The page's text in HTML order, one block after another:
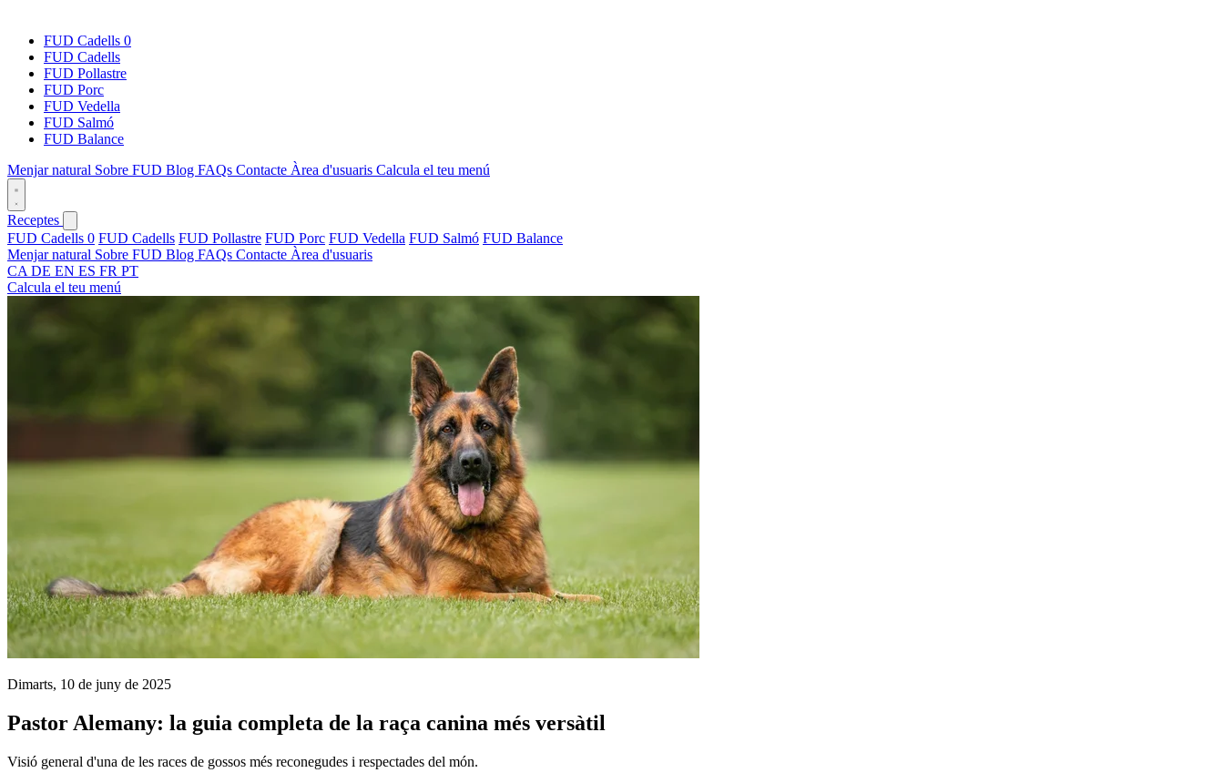
FUD Cadells 0
FUD Cadells
FUD Pollastre
FUD Porc
FUD Vedella
FUD Salmó
FUD Balance
Menjar natural Sobre FUD Blog FAQs Contacte Àrea d'usuaris Calcula el teu menú
Receptes
FUD Cadells 0 FUD Cadells FUD Pollastre FUD Porc FUD Vedella FUD Salmó FUD Balance
Menjar natural Sobre FUD Blog FAQs Contacte Àrea d'usuaris
CA DE EN ES FR PT
Calcula el teu menú
Dimarts, 10 de juny de 2025
Pastor Alemany: la guia completa de la raça canina més versàtil
Visió general d'una de les races de gossos més reconegudes i respectades del món.